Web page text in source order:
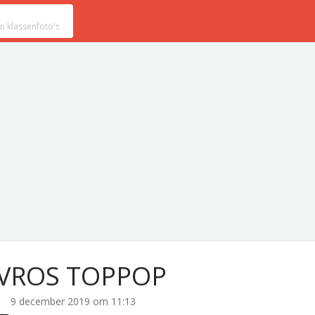
TOPPOP
9 december 2019 om 11:13